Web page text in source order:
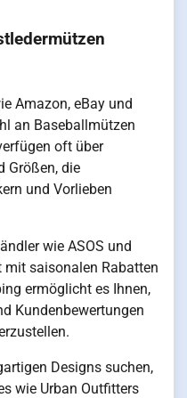
Amazon, eBay und
an Baseballmützen
oft über
Größen, die
und Vorlieben
wie ASOS und
saisonalen Rabatten
ermöglicht es Ihnen,
Kundenbewertungen
Designs suchen,
wie Urban Outfitters